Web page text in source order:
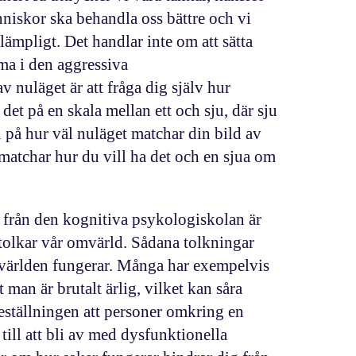
ska behandla oss bättre och vi
Det handlar inte om att sätta
i den aggressiva
nuläget är att fråga dig själv hur
på en skala mellan ett och sju, där sju
hur väl nuläget matchar din bild av
hur du vill ha det och en sjua om
den kognitiva psykologiskolan är
vår omvärld. Sådana tolkningar
fungerar. Många har exempelvis
man är brutalt ärlig, vilket kan såra
att personer omkring en
att bli av med dysfunktionella